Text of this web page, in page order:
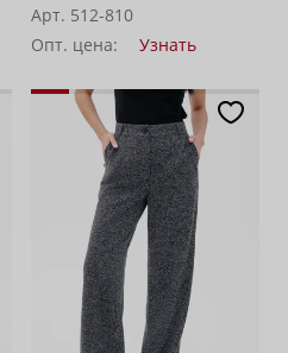
Арт. 512-810
Опт. цена:
Узнать